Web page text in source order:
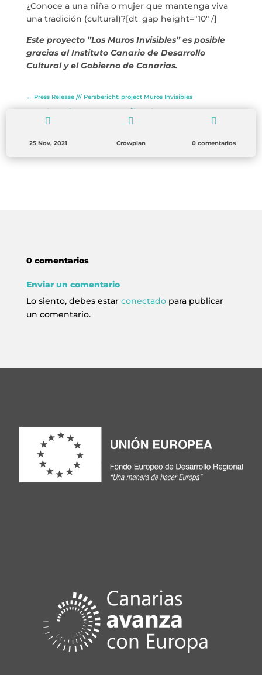
¿Conoce a una niña o mujer que mantenga viva
una tradición (cultural)?[dt_gap height="10" /]
Este proyecto ”Los Muros Invisibles” es posible
gracias al Instituto Canario de Desarrollo
Cultural y el Gobierno de Canarias.
← Press Release /// Persbericht: project Muros Invisibles
A 'locera' from Fuerteventura /// Een 'locera' van Fuerteventura

25 Nov, 2021

Crowplan

0 comentarios
0 comentarios
Enviar un comentario
Lo siento, debes estar conectadopara publicar
un comentario.